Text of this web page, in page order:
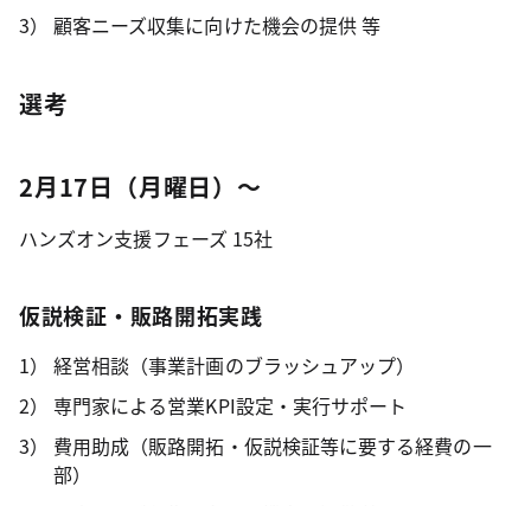
顧客ニーズ収集に向けた機会の提供 等
選考
2月17日（月曜日）～
ハンズオン支援フェーズ 15社
仮説検証・販路開拓実践
経営相談（事業計画のブラッシュアップ）
専門家による営業KPI設定・実行サポート
費用助成（販路開拓・仮説検証等に要する経費の一
部）